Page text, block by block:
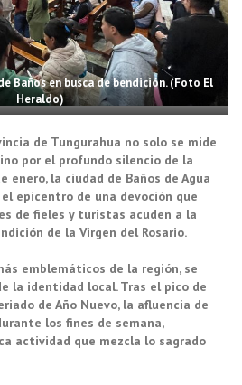
Baños en busca de bendición. (Foto El
Heraldo)
de Tungurahua no solo se mide
por el profundo silencio de la
enero, la ciudad de Baños de Agua
epicentro de una devoción que
de fieles y turistas acuden a la
de la Virgen del Rosario.
emblemáticos de la región, se
la identidad local. Tras el pico de
de Año Nuevo, la afluencia de
los fines de semana,
actividad que mezcla lo sagrado